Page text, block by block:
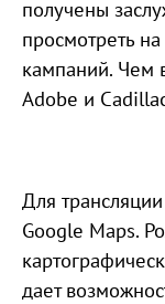
получены
просмотреть
кампаний. Чем
Adobe и
Для
Google Maps.
дает